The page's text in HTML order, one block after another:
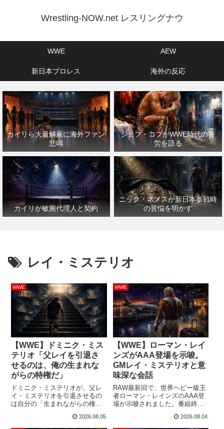
Wrestling-NOW.net レスリングナウ
WWE AEW
新日本プロレス 海外の反応
カイリら大量解雇に海外ファン
悲鳴
ジェフ・コブがWWE時代の苦
労を語る
カイリが敏腕代理人と契約
ニック・ネメスが新日本参戦時
の苦悩を明かす
レイ・ミステリオ
WWE
【WWE】ドミニク・ミス
テリオ「父レイを引退さ
せるのは、俺の生まれな
がらの特権だ」
ドミニク・ミステリオが、父レ
イ・ミステリオを引退させるの
は自分の「生まれながらの権
名前を奪う引退試合を、親子に
2026.08.05
WWE
【WWE】ローマン・レイ
ンズがAAA登場を示唆。
GMレイ・ミステリオと意
味深な会話
RAW最新回で、世界ヘビー級王
者ローマン・レインズのAAA登
場が示唆されました。番組終了
ミステリオがレインズに提案を
2026.08.04